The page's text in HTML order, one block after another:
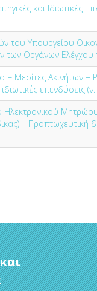
και Ιδιωτικές
του Υπουργείου
των Οργάνων
− Μεσίτες Ακινήτων −
επενδύσεις
Ηλεκτρονικού
– Προπτωχευτική